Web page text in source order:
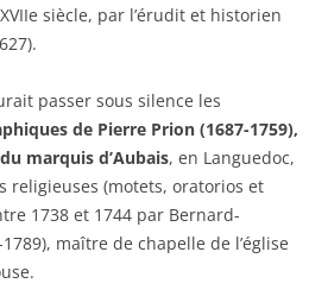
siècle, par l’érudit et historien
passer sous silence les
de Pierre Prion (1687-1759),
marquis d’Aubais, en Languedoc,
religieuses (motets, oratorios et
1738 et 1744 par Bernard-
maître de chapelle de l’église